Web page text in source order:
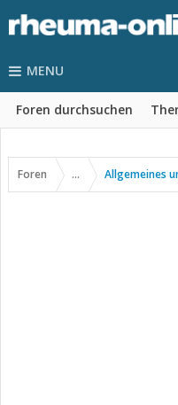
MENU
Foren durchsuchen
Foren ... Allgemeines